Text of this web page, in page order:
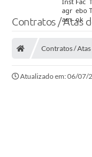
Contratos / Atas
Contratos /
Atualizado em: 06/07/